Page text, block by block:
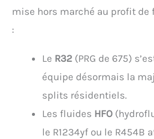
mise hors marché au profit de
:
Le R32 (PRG de 675)
équipe désormais la
splits résidentiels.
Les fluides HFO
le R1234yf ou le R454B